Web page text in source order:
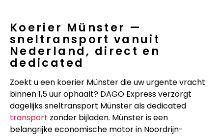
Koerier Münster —
sneltransport vanuit
Nederland, direct en
dedicated
Zoekt u een koerier Münster die uw urgente vracht
binnen 1,5 uur ophaalt? DAGO Express verzorgt
dagelijks sneltransport Münster als dedicated
transport zonder bijladen. Münster is een
belangrijke economische motor in Noordrijn-